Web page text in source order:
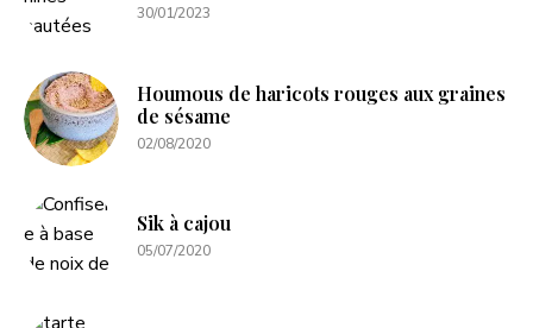
30/01/2023
Houmous de haricots rouges aux graines
de sésame
02/08/2020
Sik à cajou
05/07/2020